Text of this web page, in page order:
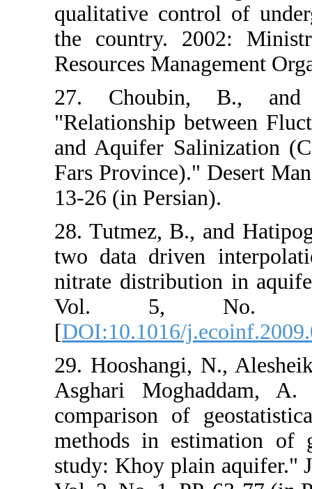
qualitative
the country.
Resources
27.
"Relationship
and Aquifer
Fars
13-26 (in
28. Tutmez,
two data
nitrate
Vol. 5,
[DOI:10.1016/
29.
Asghari
comparison
methods in
study: Khoy